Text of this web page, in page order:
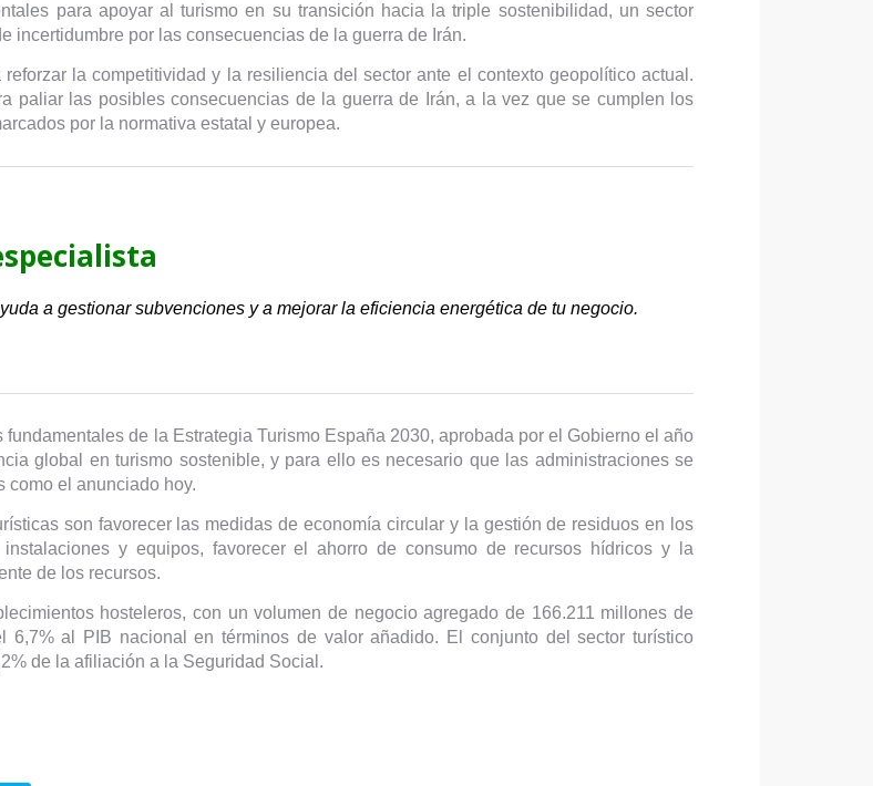
para apoyar al turismo en su transición hacia la triple sostenibilidad, un sector
incertidumbre por las consecuencias de la guerra de Irán.
la competitividad y la resiliencia del sector ante el contexto geopolítico actual.
paliar las posibles consecuencias de la guerra de Irán, a la vez que se cumplen los
por la normativa estatal y europea.
a gestionar subvenciones y a mejorar la eficiencia energética de tu negocio.
de la Estrategia Turismo España 2030, aprobada por el Gobierno el año
global en turismo sostenible, y para ello es necesario que las administraciones se
como el anunciado hoy.
son favorecer las medidas de economía circular y la gestión de residuos en los
y equipos, favorecer el ahorro de consumo de recursos hídricos y la
de los recursos.
hosteleros, con un volumen de negocio agregado de 166.211 millones de
al PIB nacional en términos de valor añadido. El conjunto del sector turístico
de la afiliación a la Seguridad Social.